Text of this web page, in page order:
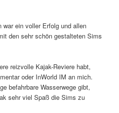
ein voller Erfolg und allen
den sehr schön gestalteten Sims
reizvolle Kajak-Reviere habt,
oder InWorld IM an mich.
befahrbare Wasserwege gibt,
sehr viel Spaß die Sims zu